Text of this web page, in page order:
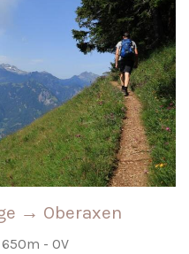
→ Oberaxen
- OV